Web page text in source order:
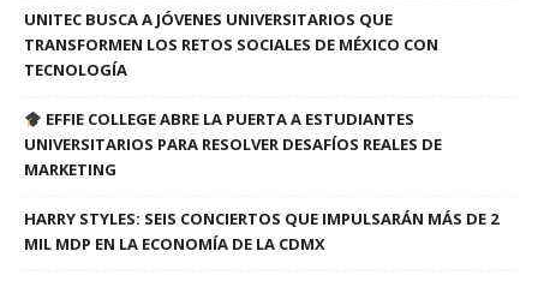
UNITEC BUSCA A JÓVENES UNIVERSITARIOS QUE
TRANSFORMEN LOS RETOS SOCIALES DE MÉXICO CON
TECNOLOGÍA
EFFIE COLLEGE ABRE LA PUERTA A ESTUDIANTES
UNIVERSITARIOS PARA RESOLVER DESAFÍOS REALES DE
MARKETING
HARRY STYLES: SEIS CONCIERTOS QUE IMPULSARÁN MÁS DE 2
MIL MDP EN LA ECONOMÍA DE LA CDMX